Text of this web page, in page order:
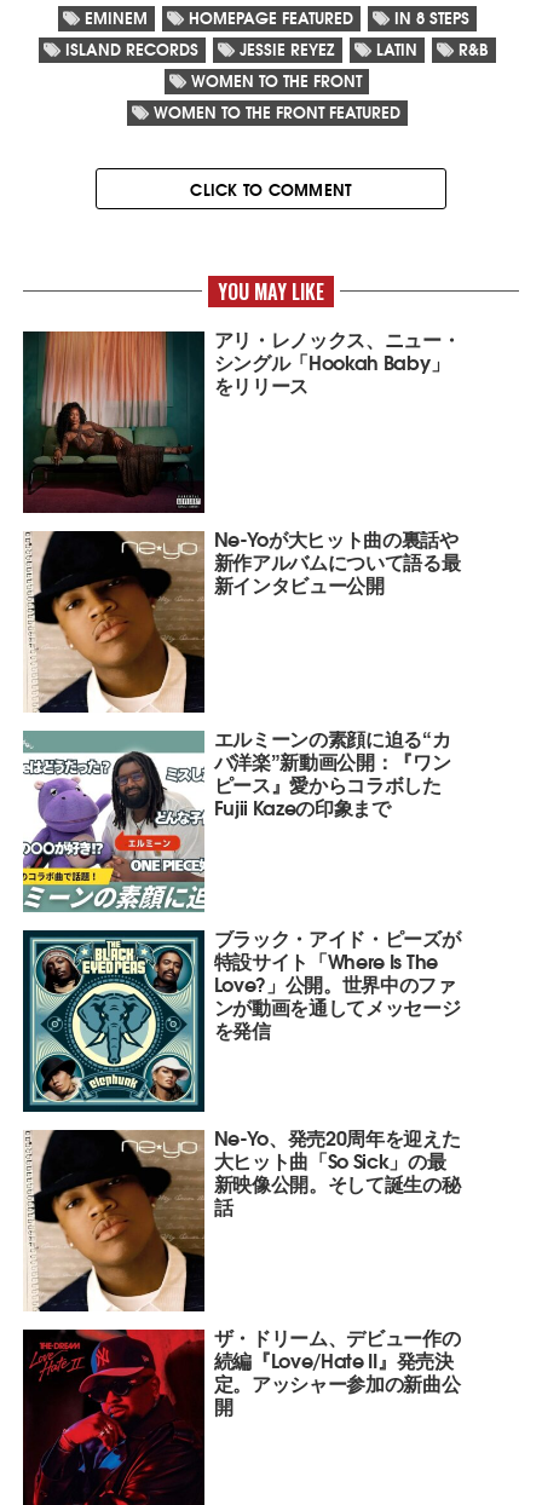
EMINEM HOMEPAGE FEATURED
IN 8 STEPS
ISLAND RECORDS
JESSIE REYEZ LATIN
R&B
WOMEN TO THE FRONT
WOMEN TO THE FRONT FEATURED
CLICK TO COMMENT
YOU MAY LIKE
アリ・レノックス、ニュー・
シングル「Hookah Baby」
をリリース
Ne-Yoが大ヒット曲の裏話や
新作アルバムについて語る最
新インタビュー公開
エルミーンの素顔に迫る“カ
バ洋楽”新動画公開：『ワン
ピース』愛からコラボした
Fujii Kazeの印象まで
ブラック・アイド・ピーズが
特設サイト「Where Is The
Love?」公開。世界中のファ
ンが動画を通してメッセージ
を発信
Ne-Yo、発売20周年を迎えた
大ヒット曲「So Sick」の最
新映像公開。そして誕生の秘
話
ザ・ドリーム、デビュー作の
続編『Love/Hate II』発売決
定。アッシャー参加の新曲公
開